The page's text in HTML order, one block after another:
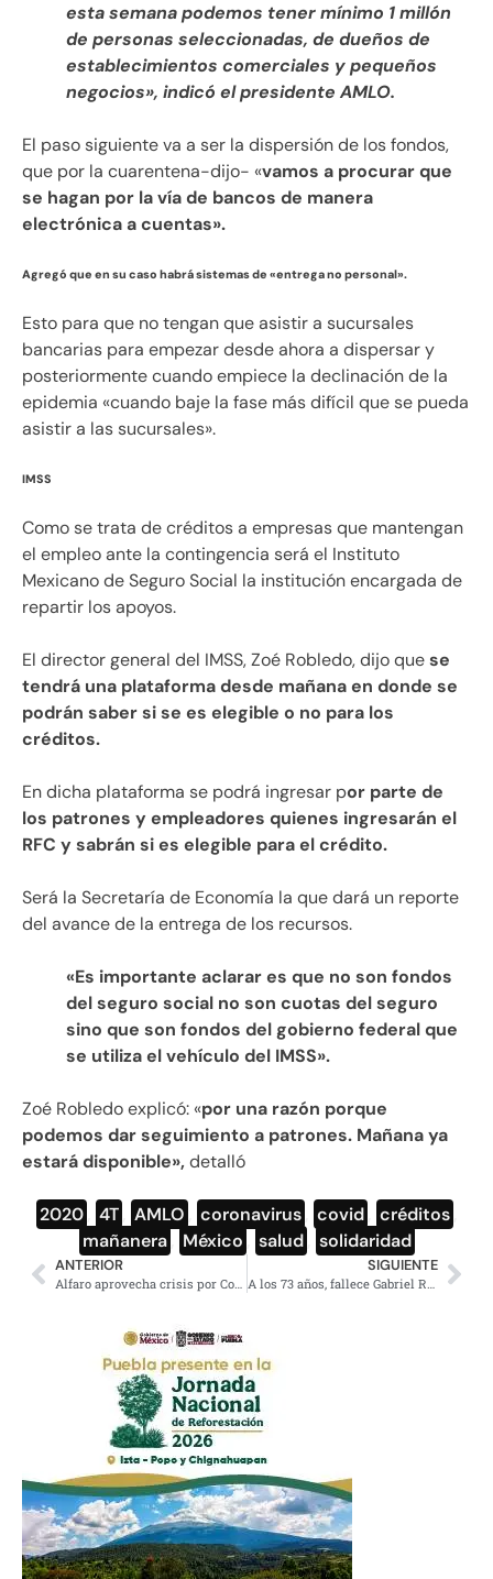
esta semana podemos tener mínimo 1 millón
de personas seleccionadas, de dueños de
establecimientos comerciales y pequeños
negocios», indicó el presidente AMLO.
El paso siguiente va a ser la dispersión de los fondos,
que por la cuarentena-dijo- «vamos a procurar que
se hagan por la vía de bancos de manera
electrónica a cuentas».
Agregó que en su caso habrá sistemas de «entrega no personal».
Esto para que no tengan que asistir a sucursales
bancarias para empezar desde ahora a dispersar y
posteriormente cuando empiece la declinación de la
epidemia «cuando baje la fase más difícil que se pueda
asistir a las sucursales».
IMSS
Como se trata de créditos a empresas que mantengan
el empleo ante la contingencia será el Instituto
Mexicano de Seguro Social la institución encargada de
repartir los apoyos.
El director general del IMSS, Zoé Robledo, dijo quese
tendrá una plataforma desde mañana en donde se
podrán saber si se es elegible o no para los
créditos.
En dicha plataforma se podrá ingresar por parte de
los patrones y empleadores quienes ingresarán el
RFC y sabrán si es elegible para el crédito.
Será la Secretaría de Economía la que dará un reporte
del avance de la entrega de los recursos.
«Es importante aclarar es que no son fondos
del seguro social no son cuotas del seguro
sino que son fondos del gobierno federal que
se utiliza el vehículo del IMSS».
Zoé Robledo explicó: «por una razón porque
podemos dar seguimiento a patrones. Mañana ya
estará disponible», detalló
2020 4T AMLO coronavirus covid créditos
mañanera
México salud solidaridad
ANTERIOR
Alfaro aprovecha crisis por Covid, entrega cubrebocas con propaganda
SIGUIENTE
A los 73 años, fallece Gabriel Retes, director de ‘El bulto’